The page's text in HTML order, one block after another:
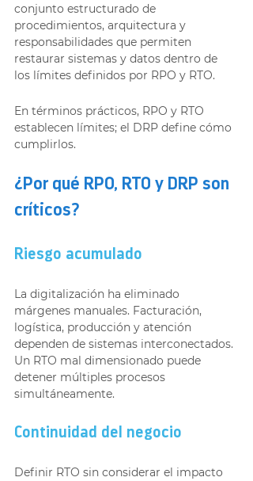
conjunto estructurado de
procedimientos, arquitectura y
responsabilidades que permiten
restaurar sistemas y datos dentro de
los límites definidos por RPO y RTO.
En términos prácticos, RPO y RTO
establecen límites; el DRP define cómo
cumplirlos.
¿Por qué RPO, RTO y DRP son
críticos?
Riesgo acumulado
La digitalización ha eliminado
márgenes manuales. Facturación,
logística, producción y atención
dependen de sistemas interconectados.
Un RTO mal dimensionado puede
detener múltiples procesos
simultáneamente.
Continuidad del negocio
Definir RTO sin considerar el impacto